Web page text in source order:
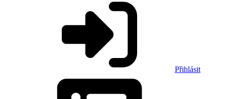
Přihlásit